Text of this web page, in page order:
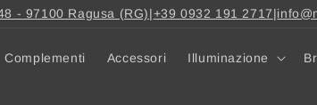
- 97100 Ragusa (RG)|+39 0932 191 2717|
Complementi Accessori Illuminazione